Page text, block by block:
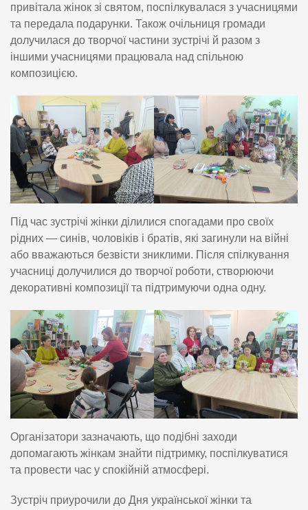
привітала жінок зі святом, поспілкувалася з учасницями
та передала подарунки. Також очільниця громади
долучилася до творчої частини зустрічі й разом з
іншими учасницями працювала над спільною
композицією.
Під час зустрічі жінки ділилися спогадами про своїх
рідних — синів, чоловіків і братів, які загинули на війні
або вважаються безвісти зниклими. Після спілкування
учасниці долучилися до творчої роботи, створюючи
декоративні композиції та підтримуючи одна одну.
Організатори зазначають, що подібні заходи
допомагають жінкам знайти підтримку, поспілкуватися
та провести час у спокійній атмосфері.
Зустріч приурочили до Дня української жінки та